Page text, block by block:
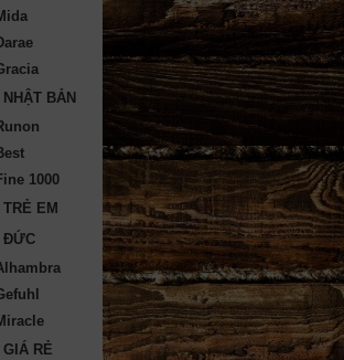
BẢN
1000
EM
ĐỨC
RẺ